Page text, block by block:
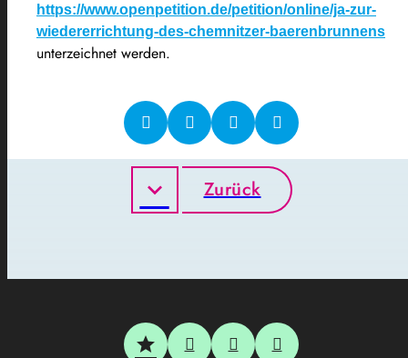
https://www.openpetition.de/petition/online/ja-zur-
wiedererrichtung-des-chemnitzer-baerenbrunnens
unterzeichnet werden.
Zurück